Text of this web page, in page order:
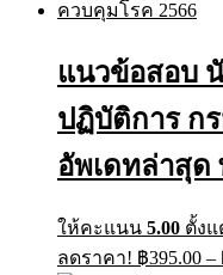
แนวข้อสอบ
ปฏิบัติการ ก
อัพเดทล่าสุด
ให้คะแนน 5.00 ตั้ง
ลดราคา! ฿395.00 –